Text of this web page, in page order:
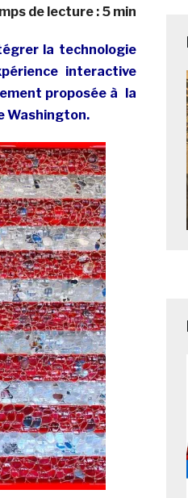
de lecture : 5 min
la technologie
interactive
proposée à la
Washington.